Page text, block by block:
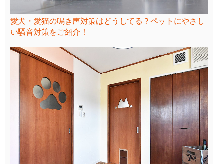
愛犬・愛猫の鳴き声対策はどうしてる？ペットにやさし
い騒音対策をご紹介！